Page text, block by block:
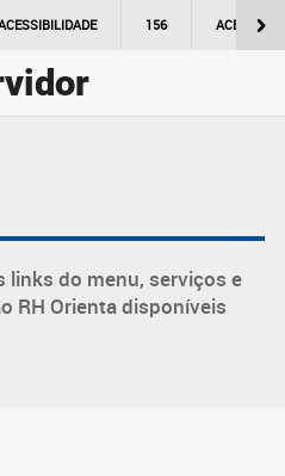
156 ACESSO À
links do menu, serviços e
RH Orienta disponíveis